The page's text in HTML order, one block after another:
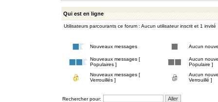
Qui est en ligne
Utilisateurs parcourants ce forum : Aucun utilisateur inscrit et 1 invité
Nouveaux messages Aucun
Nouveaux messages [
Populaires ]
Aucun
Populaire ]
Nouveaux messages [
Verrouillés ]
Aucun
Verrouillé ]
Rechercher pour: